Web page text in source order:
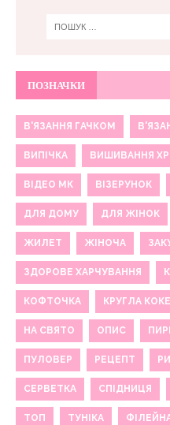
ПОЗНАЧКИ
В'ЯЗАННЯ ГАЧКОМ
ВИПІЧКА ВИШИВАННЯ
ВІДЕО МК ВІЗЕРУНОК
ДЛЯ ДОМУ ДЛЯ ЖІНОК
ЖИЛЕТ ЖІНОЧА
ЗДОРОВЕ ХАРЧУВАННЯ
КОФТОЧКА КРУГЛА
НА СВЯТО ОПИС
ПУЛОВЕР РЕЦЕПТ
СЕРВЕТКА СПІДНИЦЯ
ТОП ТУНІКА